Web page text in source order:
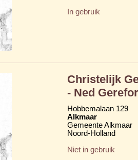
In gebruik
Christelijk
- Ned
Hobbemalaan 129
Alkmaar
Gemeente Alkmaar
Noord-Holland
Niet in gebruik